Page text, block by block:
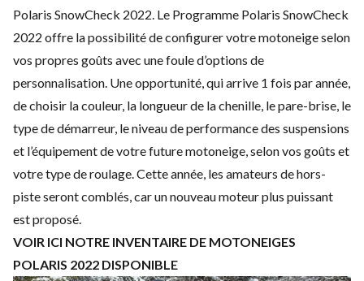
Polaris SnowCheck 2022. Le Programme Polaris SnowCheck
2022 offre la possibilité de configurer votre motoneige selon
vos propres goûts avec une foule d’options de
personnalisation. Une opportunité, qui arrive 1 fois par année,
de choisir la couleur, la longueur de la chenille, le pare-brise, le
type de démarreur, le niveau de performance des suspensions
et l’équipement de votre future motoneige, selon vos goûts et
votre type de roulage. Cette année, les amateurs de hors-
piste seront comblés, car un nouveau moteur plus puissant
est proposé.
VOIR ICI NOTRE INVENTAIRE DE MOTONEIGES
POLARIS 2022 DISPONIBLE